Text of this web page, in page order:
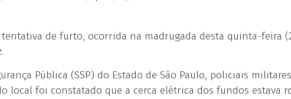
de furto, ocorrida na madrugada desta quinta-feira
Pública (SSP) do Estado de São Paulo, policiais
local foi constatado que a cerca elétrica dos fundos estava